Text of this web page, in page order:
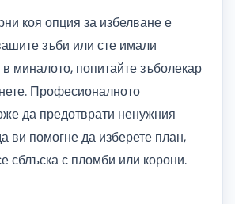
коя опция за избелване е
зъби или сте имали
в миналото, попитайте зъболекар
Професионалното
да предотврати ненужния
ви помогне да изберете план,
сблъска с пломби или корони.